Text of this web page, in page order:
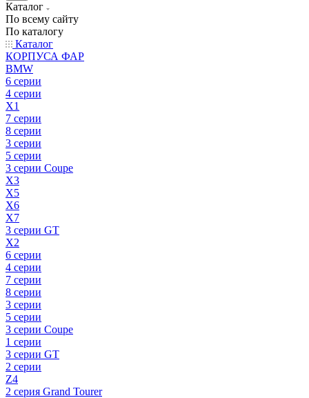
Каталог
По всему сайту
По каталогу
Каталог
КОРПУСА ФАР
BMW
6 серии
4 серии
X1
7 серии
8 серии
3 серии
5 серии
3 серии Coupe
X3
X5
X6
X7
3 серии GT
X2
6 серии
4 серии
7 серии
8 серии
3 серии
5 серии
3 серии Coupe
1 серии
3 серии GT
2 серии
Z4
2 серия Grand Tourer